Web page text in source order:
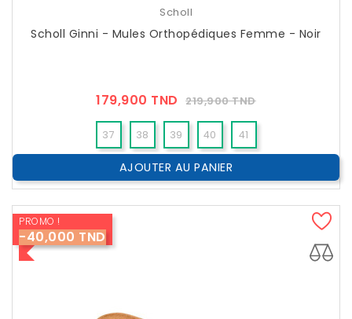
Scholl
Scholl Ginni - Mules Orthopédiques Femme - Noir
179,900 TND Prix
Public
219,900 TNDPrix
37 38 39 40 41
AJOUTER AU PANIER
PROMO !
-40,000 TND